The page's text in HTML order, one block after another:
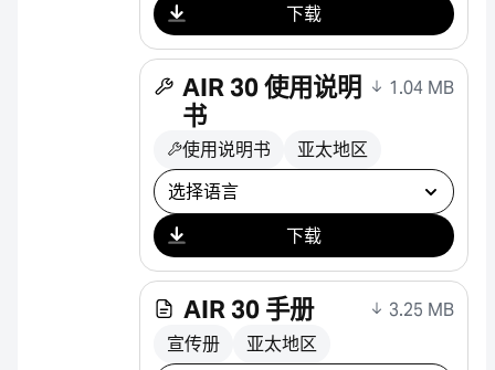
下载
AIR 30 使用说明
书
1.04 MB
使用说明书 亚太地区
选择下载
下载
AIR 30 手册
3.25 MB
宣传册
亚太地区